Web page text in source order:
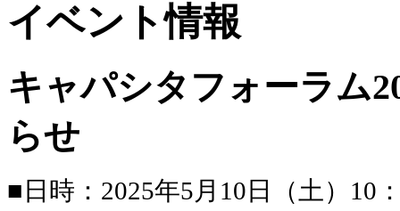
イベント情報
キャパシタフォーラム
らせ
■日時：2025年5月10日（土）10